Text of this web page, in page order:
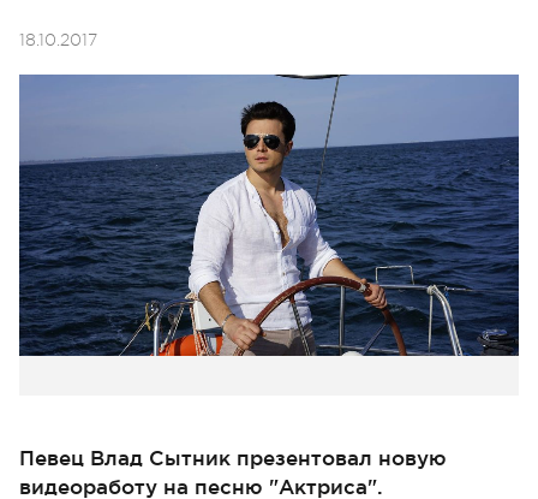
18.10.2017
Певец Влад Сытник презентовал новую
видеоработу на песню "Актриса".